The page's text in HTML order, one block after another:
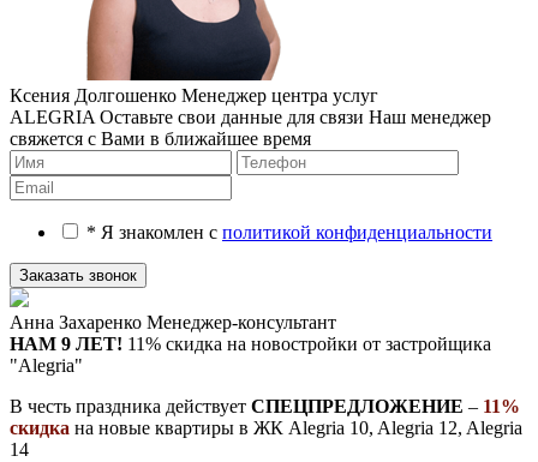
Ксения Долгошенко Менеджер центра услуг
ALEGRIA Оставьте свои данные для связи Наш менеджер
свяжется с Вами в ближайшее время
* Я знакомлен с политикой конфиденциальности
Анна Захаренко Менеджер-консультант
НАМ 9 ЛЕТ! 11% скидка на новостройки от застройщика
"Alegria"
В честь праздника действует СПЕЦПРЕДЛОЖЕНИЕ – 11%
скидка на новые квартиры в ЖК Alegria 10, Alegria 12, Alegria
14